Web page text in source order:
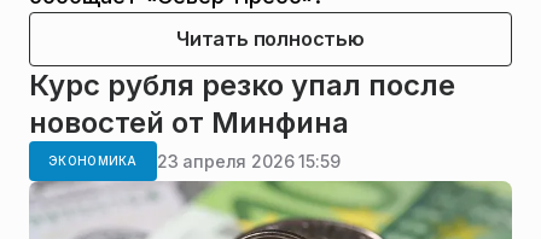
Читать полностью
Курс рубля резко упал после
новостей от Минфина
ЭКОНОМИКА 23 апреля 2026 15:59